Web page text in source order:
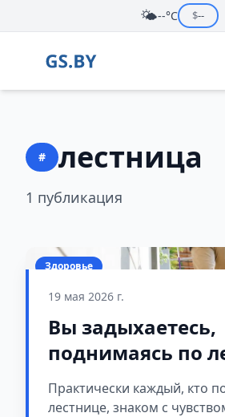
🌤️--°C $--
# лестница
1 публикация
Здоровье
19 мая 2026 г.
Вы задыхаетесь,
поднимаясь по
Врачи объясняют,
значит
Практически каждый, кто
лестнице, знаком с